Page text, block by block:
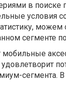
в поиске
условия
можем
сегменте
мобильные
сегмента.